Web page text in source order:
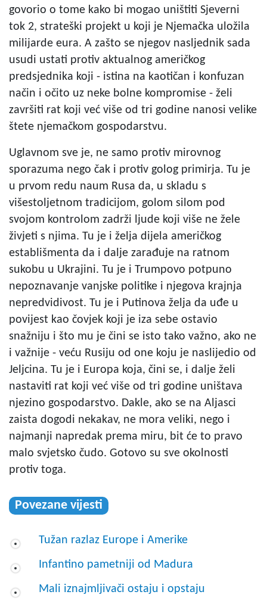
govorio o tome kako bi mogao uništiti Sjeverni
tok 2, strateški projekt u koji je Njemačka uložila
milijarde eura. A zašto se njegov nasljednik sada
usudi ustati protiv aktualnog američkog
predsjednika koji - istina na kaotičan i konfuzan
način i očito uz neke bolne kompromise - želi
završiti rat koji već više od tri godine nanosi velike
štete njemačkom gospodarstvu.
Uglavnom sve je, ne samo protiv mirovnog
sporazuma nego čak i protiv golog primirja. Tu je
u prvom redu naum Rusa da, u skladu s
višestoljetnom tradicijom, golom silom pod
svojom kontrolom zadrži ljude koji više ne žele
živjeti s njima. Tu je i želja dijela američkog
establišmenta da i dalje zarađuje na ratnom
sukobu u Ukrajini. Tu je i Trumpovo potpuno
nepoznavanje vanjske politike i njegova krajnja
nepredvidivost. Tu je i Putinova želja da uđe u
povijest kao čovjek koji je iza sebe ostavio
snažniju i što mu je čini se isto tako važno, ako ne
i važnije - veću Rusiju od one koju je naslijedio od
Jeljcina. Tu je i Europa koja, čini se, i dalje želi
nastaviti rat koji već više od tri godine uništava
njezino gospodarstvo. Dakle, ako se na Aljasci
zaista dogodi nekakav, ne mora veliki, nego i
najmanji napredak prema miru, bit će to pravo
malo svjetsko čudo. Gotovo su sve okolnosti
protiv toga.
Povezane vijesti
Tužan razlaz Europe i Amerike
Infantino pametniji od Madura
Mali iznajmljivači ostaju i opstaju